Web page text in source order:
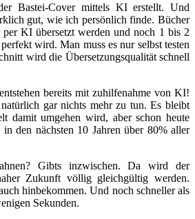
Bastei-Cover mittels KI erstellt. Und
gut, wie ich persönlich finde. Bücher
per KI übersetzt werden und noch 1 bis 2
wird. Man muss es nur selbst testen
wird die Übersetzungsqualität schnell
bereits mit zuhilfenahme von KI!
gar nichts mehr zu tun. Es bleibt
damit umgehen wird, aber schon heute
den nächsten 10 Jahren über 80% aller
Gibts inzwischen. Da wird der
Zukunft völlig gleichgültig werden.
hinbekommen. Und noch schneller als
Sekunden.